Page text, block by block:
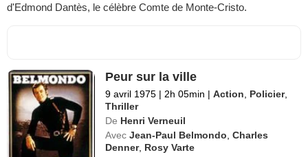
d'Edmond Dantès, le célèbre Comte de Monte-Cristo.
Peur sur la ville
9 avril 1975 | 2h 05min | Action Policier,
Thriller
De Henri Verneuil
Avec Jean-Paul Belmondo ,Charles
Denner, Rosy Varte